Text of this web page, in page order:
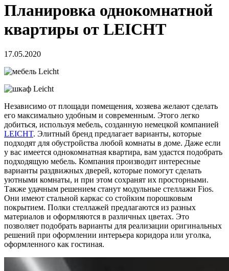
Планировка однокомнатной
квартиры от LEICHT
17.05.2020
Независимо от площади помещения, хозяева желают сделать
его максимально удобным и современным. Этого легко
добиться, используя мебель, созданную немецкой компанией
LEICHT. Элитный бренд предлагает варианты, которые
подходят для обустройства любой комнаты в доме. Даже если
у вас имеется однокомнатная квартира, вам удастся подобрать
подходящую мебель. Компания производит интересные
варианты раздвижных дверей, которые помогут сделать
уютными комнаты, и при этом сохранят их просторными.
Также удачным решением станут модульные стеллажи Fios.
Они имеют стальной каркас cо стойким порошковым
покрытием. Полки стеллажей предлагаются из разных
материалов и оформляются в различных цветах. Это
позволяет подобрать варианты для реализации оригинальных
решений при оформлении интерьера коридора или уголка,
оформленного как гостиная.